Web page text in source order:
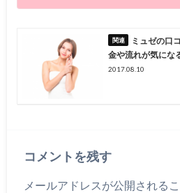
ミュゼの口
金や流れが気にな
2017.08.10
コメントを残す
メールアドレスが公開される